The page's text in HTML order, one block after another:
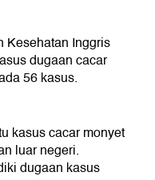
Kesehatan Inggris
dugaan cacar
56 kasus.
kasus cacar monyet
luar negeri.
dugaan kasus